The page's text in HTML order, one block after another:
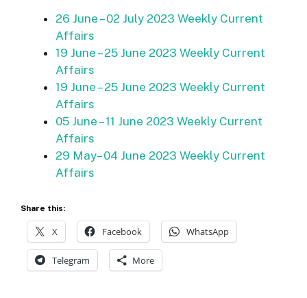
26 June – 02 July 2023 Weekly Current
Affairs
19 June – 25 June 2023 Weekly Current
Affairs
19 June – 25 June 2023 Weekly Current
Affairs
05 June – 11 June 2023 Weekly Current
Affairs
29 May– 04 June 2023 Weekly Current
Affairs
Share this:
X Facebook WhatsApp
Telegram More